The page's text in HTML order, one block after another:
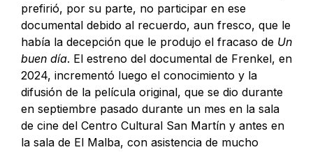
prefirió, por su parte, no participar en ese
documental debido al recuerdo, aun fresco, que le
había la decepción que le produjo el fracaso de Un
buen día. El estreno del documental de Frenkel, en
2024, incrementó luego el conocimiento y la
difusión de la película original, que se dio durante
en septiembre pasado durante un mes en la sala
de cine del Centro Cultural San Martín y antes en
la sala de El Malba, con asistencia de mucho